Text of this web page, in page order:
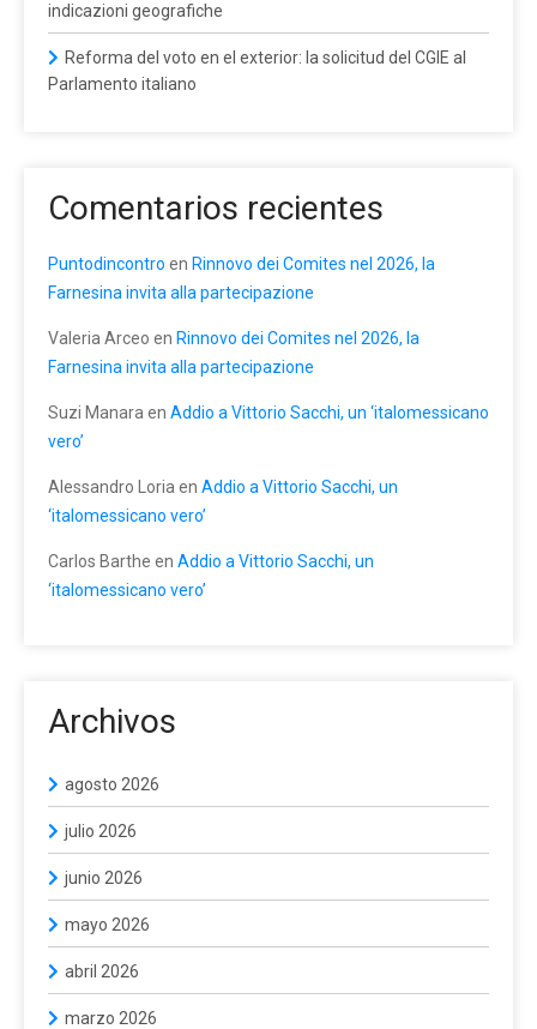
indicazioni geografiche
Reforma del voto en el exterior: la solicitud del CGIE al
Parlamento italiano
Comentarios recientes
Puntodincontro en Rinnovo dei Comites nel 2026, la
Farnesina invita alla partecipazione
Valeria Arceo en Rinnovo dei Comites nel 2026, la
Farnesina invita alla partecipazione
Suzi Manara en Addio a Vittorio Sacchi, un ‘italomessicano
vero’
Alessandro Loria en Addio a Vittorio Sacchi, un
‘italomessicano vero’
Carlos Barthe en Addio a Vittorio Sacchi, un
‘italomessicano vero’
Archivos
agosto 2026
julio 2026
junio 2026
mayo 2026
abril 2026
marzo 2026